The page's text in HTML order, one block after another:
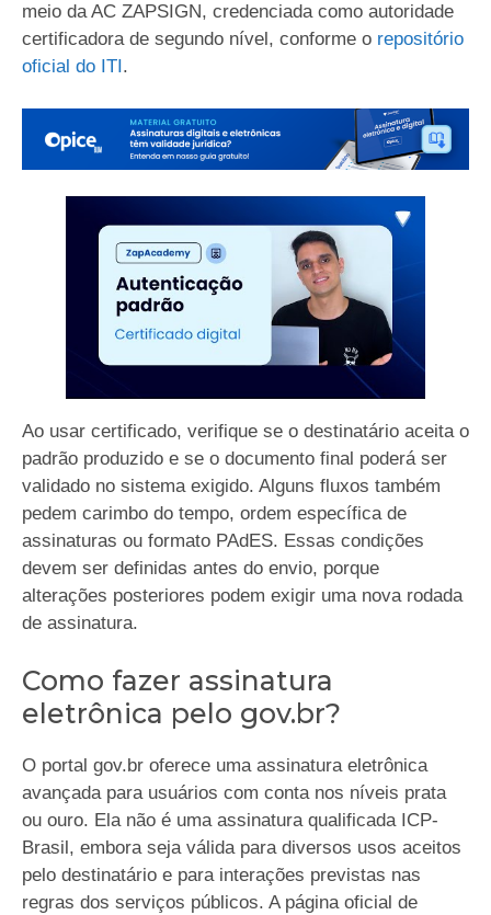
meio da AC ZAPSIGN, credenciada como autoridade
certificadora de segundo nível, conforme o repositório
oficial do ITI .
Ao usar certificado, verifique se o destinatário aceita o
padrão produzido e se o documento final poderá ser
validado no sistema exigido. Alguns fluxos também
pedem carimbo do tempo, ordem específica de
assinaturas ou formato PAdES. Essas condições
devem ser definidas antes do envio, porque
alterações posteriores podem exigir uma nova rodada
de assinatura.
Como fazer assinatura
eletrônica pelo gov.br?
O portal gov.br oferece uma assinatura eletrônica
avançada para usuários com conta nos níveis prata
ou ouro. Ela não é uma assinatura qualificada ICP-
Brasil, embora seja válida para diversos usos aceitos
pelo destinatário e para interações previstas nas
regras dos serviços públicos. A página oficial de